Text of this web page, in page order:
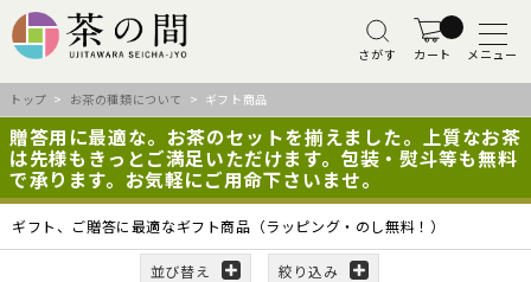
さがす カート メニュー
トップ > お茶の種類について > ギフト商品
贈答用に最適な。お茶のセットを揃えました。上質なお茶
は先様もきっとご満足いただけます。包装・熨斗等も無料
で承ります。お気軽にご用命下さいませ。
ギフト、ご贈答に最適なギフト商品（ラッピング・のし無料！）
並び替え 絞り込み